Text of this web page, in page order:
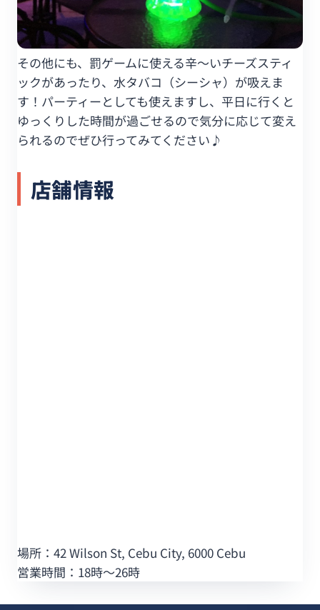
その他にも、罰ゲームに使える辛～いチーズスティ
ックがあったり、水タバコ（シーシャ）が吸えま
す！パーティーとしても使えますし、平日に行くと
ゆっくりした時間が過ごせるので気分に応じて変え
られるのでぜひ行ってみてください♪
店舗情報
場所：42 Wilson St, Cebu City, 6000 Cebu
営業時間：18時～26時